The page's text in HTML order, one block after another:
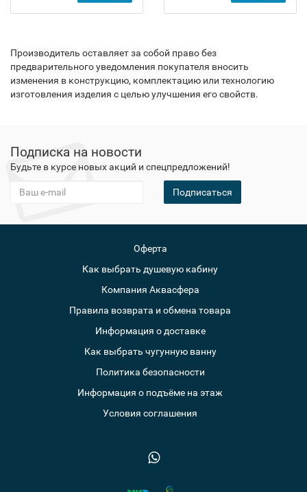
Производитель оставляет за собой право без
предварительного уведомления покупателя вносить
изменения в конструкцию, комплектацию или технологию
изготовления изделия с целью улучшения его свойств.
Подписка на новости
Будьте в курсе новых акций и спецпредложений!
Подписаться
Оферта
Как выбрать душевую кабину
Компания Аквасфера
Правила возврата и обмена товара
Информация о доставке
Как выбрать чугунную ванну
Политика безопасности
Информация о подъёме на этаж
Условия соглашения